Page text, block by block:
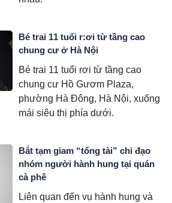
Bé trai 11 tuổi r:ơi từ tầng cao
chung cư ở Hà Nội
Bé trai 11 tuổi rơi từ tầng cao
chung cư Hồ Gươm Plaza,
phường Hà Đông, Hà Nội, xuống
mái siêu thị phía dưới.
Bắt tạm giam “tổng tài” chỉ đạo
nhóm người hành hung tại quán
cà phê
Liên quan đến vụ hành hung và